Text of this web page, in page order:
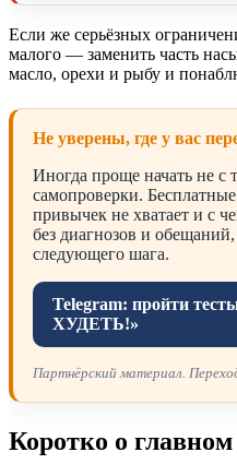
Если же серьёзных
малого — заменить часть
масло, орехи и рыбу и
Не уверены, где у вас
Иногда проще начать не с
самопроверки.
привычек не хватает и с
без диагнозов и
следующего шага.
Telegram: пройти
ХУДЕТЬ!»
Партнёрский материал.
Коротко о главном